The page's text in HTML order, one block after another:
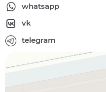
whatsapp
vk
telegram